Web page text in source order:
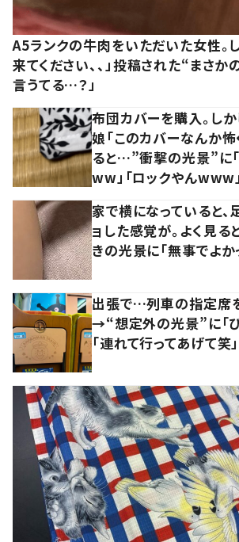
A5ランクの牛肉をいただいた女性。
来てください、、」投稿された“まさか
言うてる…？」
布団カバーを購入。し
娘「このカバーなんか怖
ると…”衝撃の光景”に
ww」「ロックやんwww」
家で横になっていると、
ョした感覚が。よく見る
きの光景に「無事でよか
出張で…列車の指定席
→“想定外の光景”に「び
「連れて行ってあげて笑」